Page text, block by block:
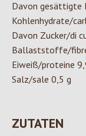
Davon gesättigte
Kohlenhydrate/
Davon Zucker/di
Ballaststoffe/
Eiweiß/proteine
Salz/sale 0,5 g
ZUTATEN